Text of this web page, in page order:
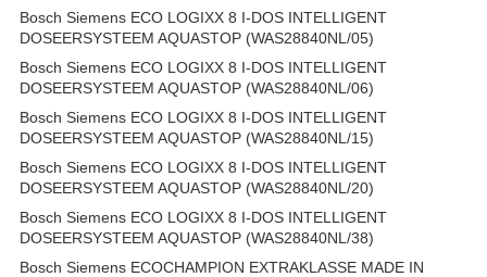
Bosch Siemens ECO LOGIXX 8 I-DOS INTELLIGENT
DOSEERSYSTEEM AQUASTOP (WAS28840NL/05)
Bosch Siemens ECO LOGIXX 8 I-DOS INTELLIGENT
DOSEERSYSTEEM AQUASTOP (WAS28840NL/06)
Bosch Siemens ECO LOGIXX 8 I-DOS INTELLIGENT
DOSEERSYSTEEM AQUASTOP (WAS28840NL/15)
Bosch Siemens ECO LOGIXX 8 I-DOS INTELLIGENT
DOSEERSYSTEEM AQUASTOP (WAS28840NL/20)
Bosch Siemens ECO LOGIXX 8 I-DOS INTELLIGENT
DOSEERSYSTEEM AQUASTOP (WAS28840NL/38)
Bosch Siemens ECOCHAMPION EXTRAKLASSE MADE IN